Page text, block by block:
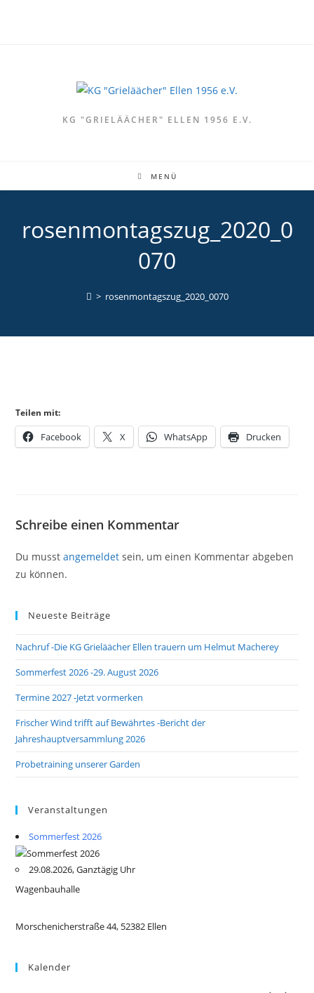
KG "GRIELÄÄCHER" ELLEN 1956 E.V.
MENÜ
rosenmontagszug_2020_0
070
> rosenmontagszug_2020_0070
Teilen mit:
Facebook X WhatsApp Drucken
Schreibe einen Kommentar
Du musstangemeldet sein, um einen Kommentar abgeben
zu können.
Neueste Beiträge
Nachruf -Die KG Grieläächer Ellen trauern um Helmut Macherey
Sommerfest 2026 -29. August 2026
Termine 2027 -Jetzt vormerken
Frischer Wind trifft auf Bewährtes -Bericht der
Jahreshauptversammlung 2026
Probetraining unserer Garden
Veranstaltungen
Sommerfest 2026
29.08.2026, Ganztägig Uhr
Wagenbauhalle
Morschenicherstraße 44, 52382 Ellen
Kalender